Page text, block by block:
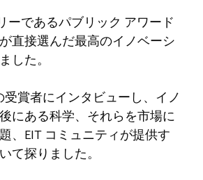
ーであるパブリック アワード
直接選んだ最高のイノベーシ
した。
受賞者にインタビューし、イノ
にある科学、それらを市場に
、EIT コミュニティが提供す
て探りました。